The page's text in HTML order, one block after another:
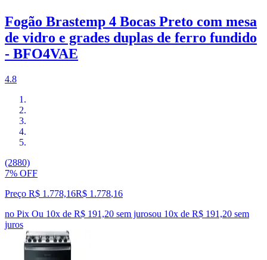
Fogão Brastemp 4 Bocas Preto com mesa
de vidro e grades duplas de ferro fundido
- BFO4VAE
4.8
(2880)
7% OFF
Preço R$ 1.778,16R$ 1.778,16
no Pix Ou 10x de R$ 191,20 sem jurosou 10x de R$ 191,20 sem
juros